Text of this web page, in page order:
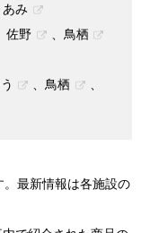
あみ
佐野 、 鳥栖
、鳥栖
、
最新情報は各施設の